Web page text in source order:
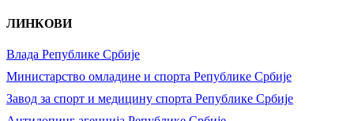
ЛИНКОВИ
Влада Републике Србије
Министарство омладине и спорта Републике Србије
Завод за спорт и медицину спорта Републике Србије